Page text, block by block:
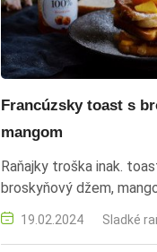
Francúzsky toast s
mangom
Raňajky troška inak.
broskyňový džem,
dezert, rýchla príprava
19.02.2024 Sladké